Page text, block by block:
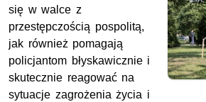
się w walce z
przestępczością pospolitą,
jak również pomagają
policjantom błyskawicznie i
skutecznie reagować na
sytuacje zagrożenia życia i